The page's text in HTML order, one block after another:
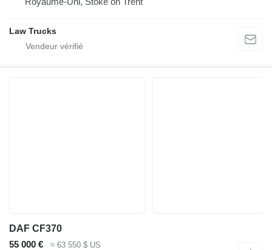
Law Trucks
DAF CF370
55 000 €
≈ 63 550 $ US